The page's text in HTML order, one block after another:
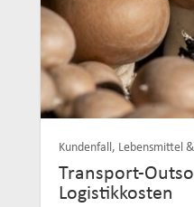
Kundenfall, Lebensmittel
Transport-
Logistikkosten